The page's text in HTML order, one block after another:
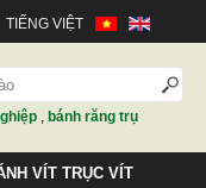
TIẾNG VIỆT
, bánh răng trụ
VÍT TRỤC VÍT